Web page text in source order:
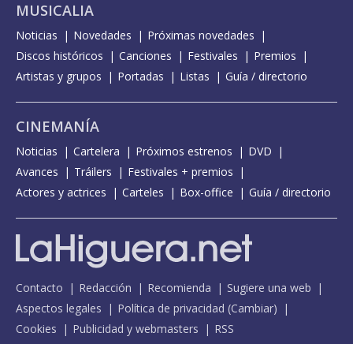
MUSICALIA
Noticias Novedades
Próximas novedades
Discos históricos
Canciones Festivales
Premios
Artistas y grupos
Portadas Listas Guía / directorio
CINEMANÍA
Noticias Cartelera Próximos estrenos
DVD
Avances
Tráilers
Festivales + premios
Actores y actrices
Carteles Box-office Guía / directorio
Contacto Redacción Recomienda
Sugiere una web
Aspectos legales
Política de privacidad (Cambiar)
Cookies
Publicidad y webmasters RSS